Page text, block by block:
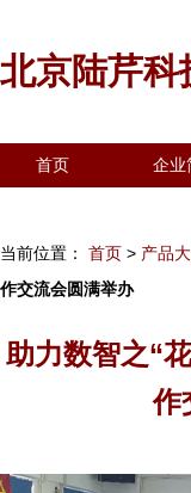
北京陆芹科
首页 企业
当前位置： 首页 > 产品
作交流会圆满举办
助力数智之“
作